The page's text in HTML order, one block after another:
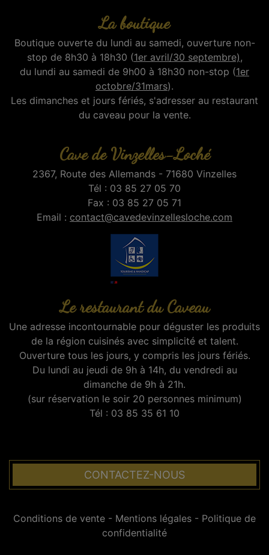
La boutique
Boutique ouverte du lundi au samedi, ouverture non-
stop de 8h30 à 18h30 (1er avril/30 septembre) ,
du lundi au samedi de 9h00 à 18h30 non-stop (1er
octobre/31mars).
Les dimanches et jours fériés, s'adresser au restaurant
du caveau pour la vente.
Cave de Vinzelles-Loché
2367, Route des Allemands - 71680 Vinzelles
Tél : 03 85 27 05 70
Fax : 03 85 27 05 71
Email : contact@cavedevinzellesloche.com
Le restaurant du Caveau
Une adresse incontournable pour déguster les produits
de la région cuisinés avec simplicité et talent.
Ouverture tous les jours, y compris les jours fériés.
Du lundi au jeudi de 9h à 14h, du vendredi au
dimanche de 9h à 21h.
(sur réservation le soir 20 personnes minimum)
Tél : 03 85 35 61 10
CONTACTEZ-NOUS
Conditions de vente - Mentions légales - Politique de
confidentialité